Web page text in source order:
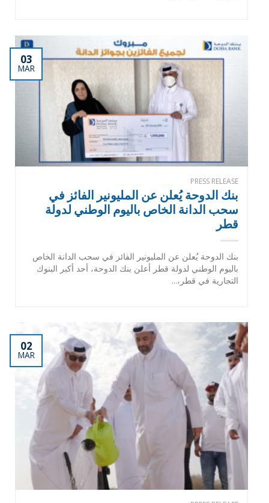
03
MAR
PRESS RELEASE
بنك الدوحة يُعلن عن المليونير الفائز في
سحب الدانة الخاص باليوم الوطني لدولة
قطر
بنك الدوحة يُعلن عن المليونير الفائز في سحب الدانة الخاص
باليوم الوطني لدولة قطر أعلن بنك الدوحة، أحد أكبر البنوك
التجارية في قطر،...
02
MAR